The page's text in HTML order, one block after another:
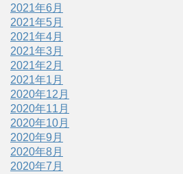
2021年6月
2021年5月
2021年4月
2021年3月
2021年2月
2021年1月
2020年12月
2020年11月
2020年10月
2020年9月
2020年8月
2020年7月